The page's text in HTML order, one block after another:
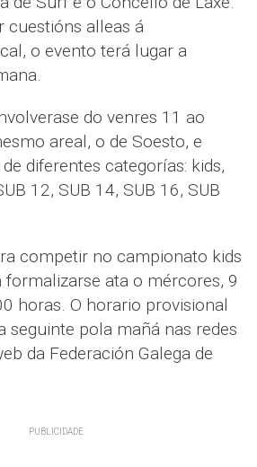
cuestións alleas á
o evento terá lugar a
do venres 11 ao
areal, o de Soesto, e
diferentes categorías: kids,
12, SUB 14, SUB 16, SUB
competir no campionato kids
formalizarse ata o mércores, 9
horas. O horario provisional
seguinte pola mañá nas redes
da Federación Galega de